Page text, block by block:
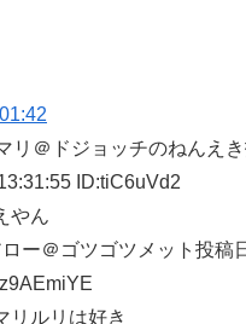
リ＠ドジョッチのねんえき
ID:tiC6uVd2
やん
ー＠ゴツゴツメット 投稿
リルリは好き